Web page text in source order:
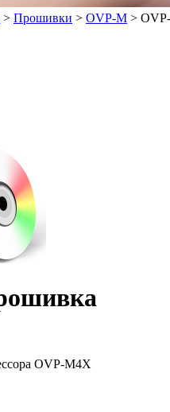
> Прошивки > OVP-M >
OVP-M4X